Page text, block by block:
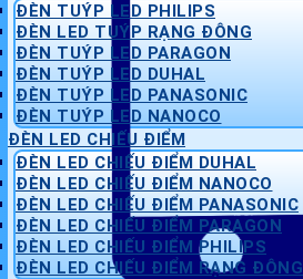
ĐÈN TUÝP LED PHILIPS
ĐÈN LED TUÝP RẠNG ĐÔNG
ĐÈN TUÝP LED PARAGON
ĐÈN TUÝP LED DUHAL
ĐÈN TUÝP LED PANASONIC
ĐÈN TUÝP LED NANOCO
ĐÈN LED CHIẾU ĐIỂM
ĐÈN LED CHIẾU ĐIỂM DUHAL
ĐÈN LED CHIẾU ĐIỂM NANOCO
ĐÈN LED CHIẾU ĐIỂM PANASONIC
ĐÈN LED CHIẾU ĐIỂM PARAGON
ĐÈN LED CHIẾU ĐIỂM PHILIPS
ĐÈN LED CHIẾU ĐIỂM RẠNG ĐÔNG